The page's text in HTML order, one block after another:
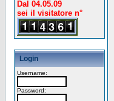
Dal 04.05.09
sei il visitatore n°
Login
Username:
Password: